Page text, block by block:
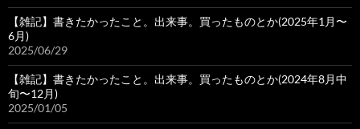
【雑記】書きたかったこと。出来事。買ったものとか(2025年1月〜
6月)
2025/06/29
【雑記】書きたかったこと。出来事。買ったものとか(2024年8月中
旬〜12月)
2025/01/05